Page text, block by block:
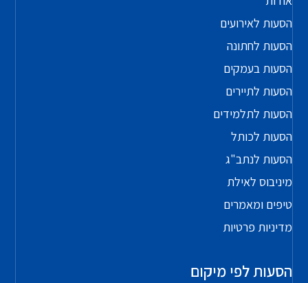
הסעות לאירועים
הסעות לחתונה
הסעות בעמקים
הסעות לתיירים
הסעות לתלמידים
הסעות לכותל
הסעות לנתב"ג
מיניבוס לאילת
טיפים ומאמרים
מדיניות פרטיות
הסעות לפי מיקום